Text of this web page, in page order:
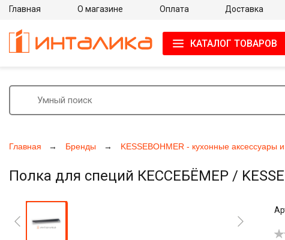
Главная Бренды KESSEBOHMER - кухонные
Полка для специй КЕССЕБЁМЕР /
Главная О магазине Оплата Доставка
КАТАЛОГ ТОВАРОВ